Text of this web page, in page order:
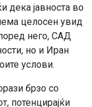
дека јавноста во
целосен увид
него, САД
но и Иран
услови.
брзо со
потенцирајќи